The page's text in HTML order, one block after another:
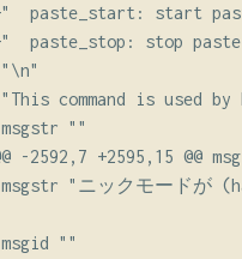
paste_start: start
paste_stop: stop
"\n"
"This command is used
msgstr ""
-2592,7 +2595,15
msgstr "ニックモードが
msgid ""